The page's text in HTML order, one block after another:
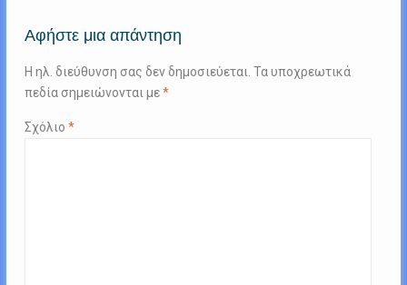
Αφήστε μια απάντηση
Η ηλ. διεύθυνση σας δεν δημοσιεύεται. Τα υποχρεωτικά
πεδία σημειώνονται με*
Σχόλιο *